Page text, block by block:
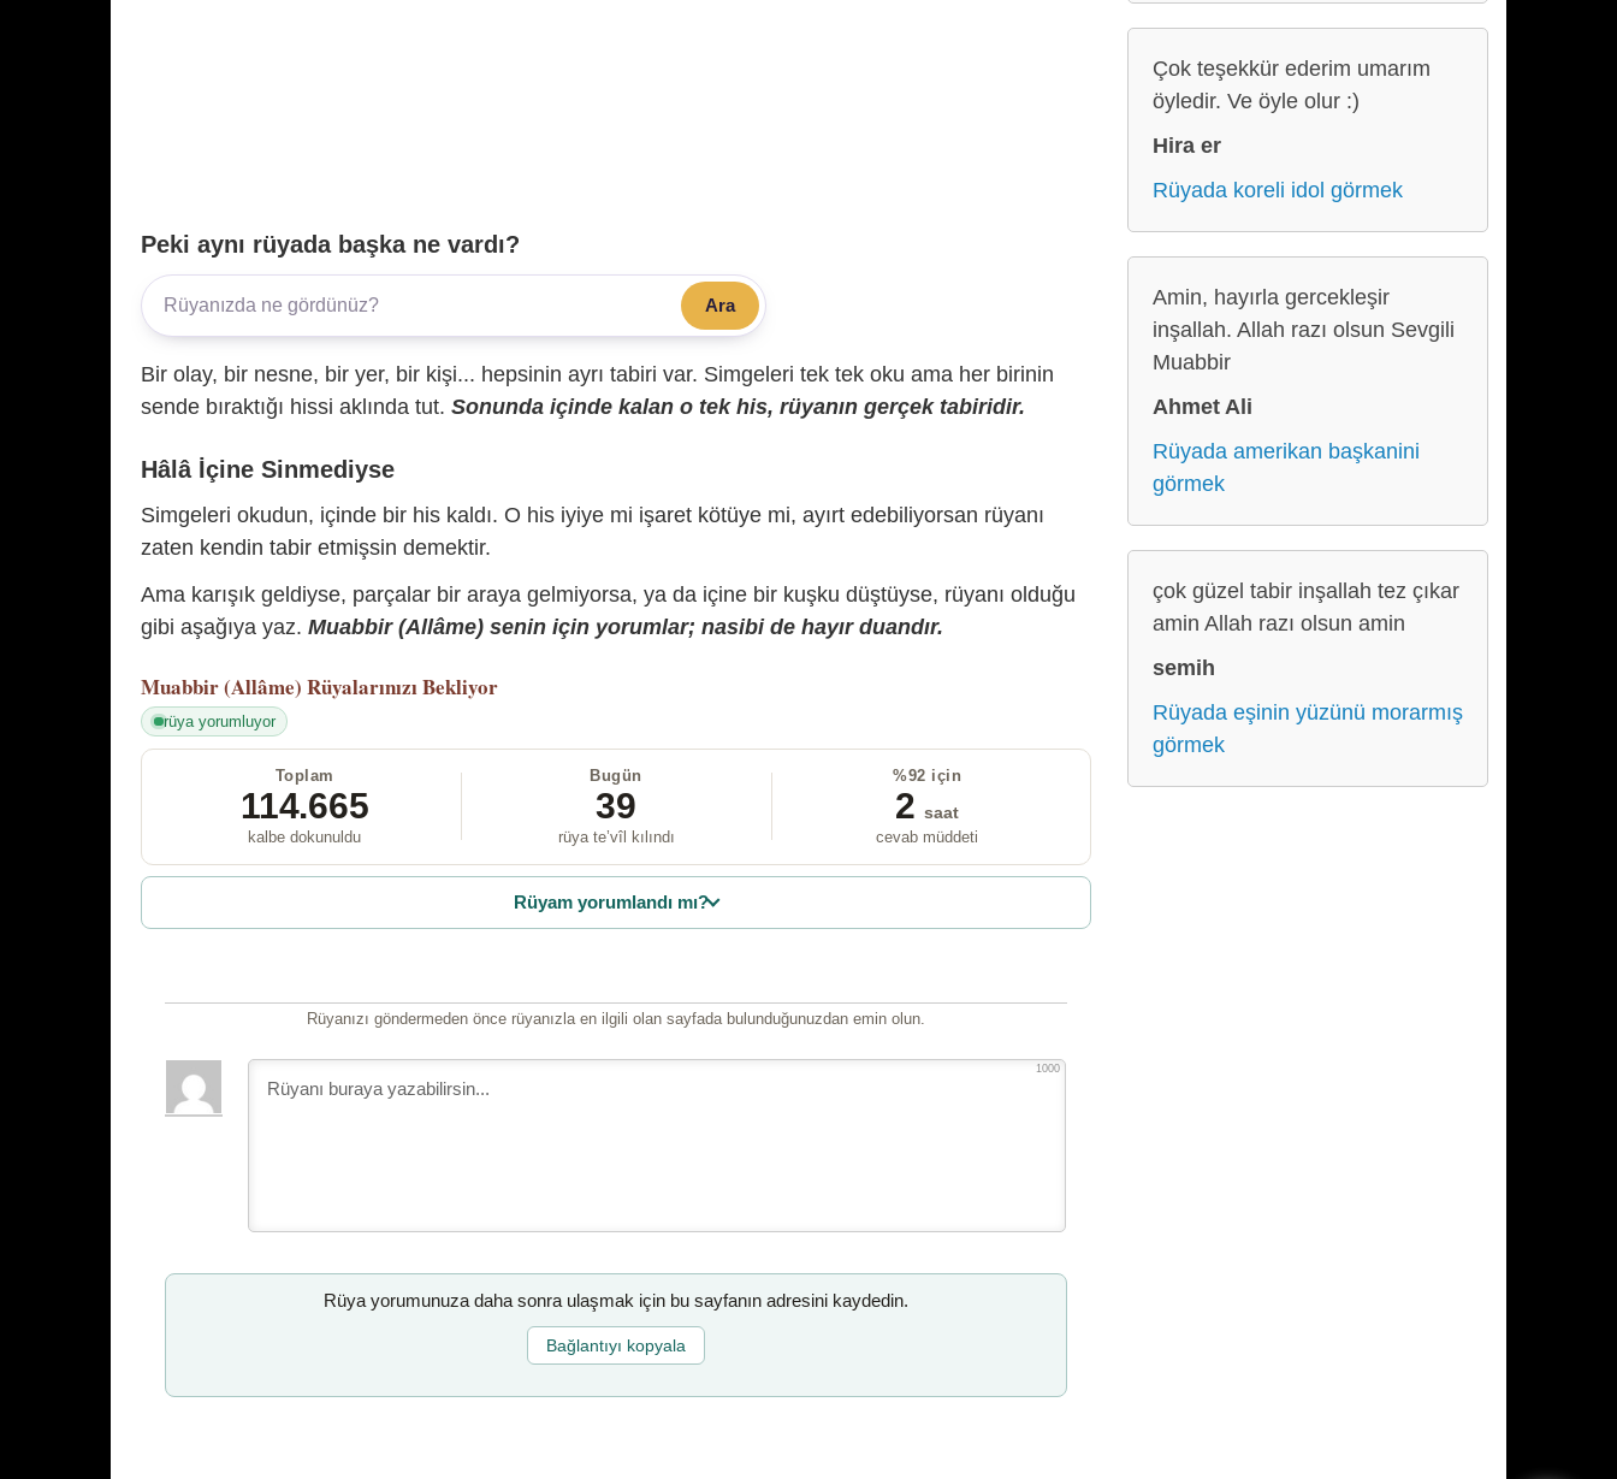
Peki aynı rüyada başka ne vardı?
Ara
Bir olay, bir nesne, bir yer, bir kişi... hepsinin ayrı tabiri var. Simgeleri tek tek oku ama her birinin
sende bıraktığı hissi aklında tut. Sonunda içinde kalan o tek his, rüyanın gerçek tabiridir.
Hâlâ İçine Sinmediyse
Simgeleri okudun, içinde bir his kaldı. O his iyiye mi işaret kötüye mi, ayırt edebiliyorsan rüyanı
zaten kendin tabir etmişsin demektir.
Ama karışık geldiyse, parçalar bir araya gelmiyorsa, ya da içine bir kuşku düştüyse, rüyanı olduğu
gibi aşağıya yaz. Muabbir (Allâme) senin için yorumlar; nasibi de hayır duandır.
Muabbir (Allâme) Rüyalarınızı Bekliyor
rüya yorumluyor
Toplam
114.665
kalbe dokunuldu
Bugün
39
rüya te’vîl kılındı
%92 için
2 saat
cevab müddeti
Rüyam yorumlandı mı?
Rüyanızı göndermeden önce rüyanızla en ilgili olan sayfada bulunduğunuzdan emin olun.
1000
Rüya yorumunuza daha sonra ulaşmak için bu sayfanın adresini kaydedin.
Bağlantıyı kopyala
Çok teşekkür ederim umarım
öyledir. Ve öyle olur :)
Hira er
Rüyada koreli idol görmek
Amin, hayırla gercekleşir
inşallah. Allah razı olsun Sevgili
Muabbir
Ahmet Ali
Rüyada amerikan başkanini
görmek
çok güzel tabir inşallah tez çıkar
amin Allah razı olsun amin
semih
Rüyada eşinin yüzünü morarmış
görmek